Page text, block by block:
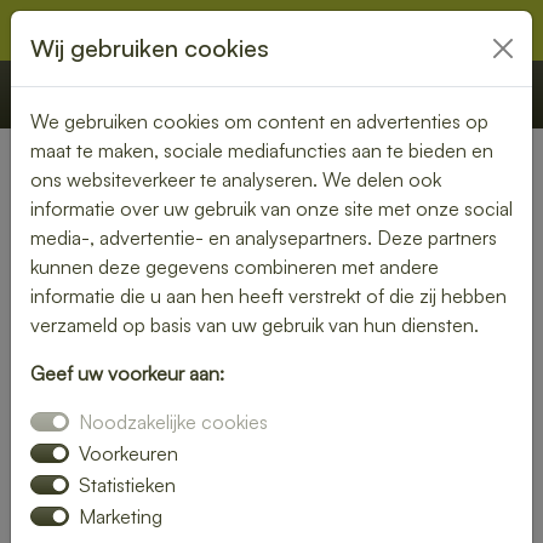
€ 0,00 Offerte Bestellen
Nederland»Zuid-Holland» Papendrecht
Lunch bezorgen in
Papendrecht – vers, snel en
zorgeloos genieten
bezorgen in Papendrecht en geniet van verse, smakelijke
gerechten zonder gedoe. Van luxe broodjes tot gezonde
bowls – wij bezorgen jouw favoriete lunch waar jij maar wilt.
Bestel eenvoudig online en wij zorgen voor een snelle
Wij gebruiken cookies
We gebruiken cookies om content en advertenties op
maat te maken, sociale mediafuncties aan te bieden en
ons websiteverkeer te analyseren. We delen ook
informatie over uw gebruik van onze site met onze social
media-, advertentie- en analysepartners. Deze partners
kunnen deze gegevens combineren met andere
informatie die u aan hen heeft verstrekt of die zij hebben
verzameld op basis van uw gebruik van hun diensten.
Geef uw voorkeur aan:
Noodzakelijke cookies
Voorkeuren
Statistieken
Marketing